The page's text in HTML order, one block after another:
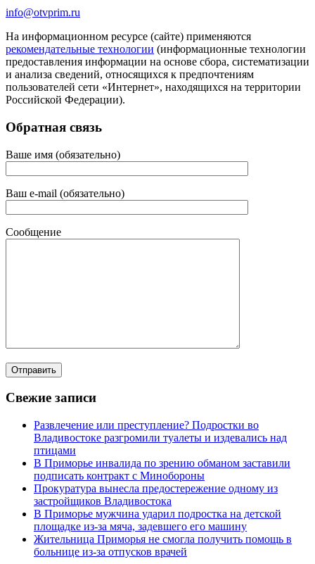
info@otvprim.ru
На информационном ресурсе (сайте) применяются
рекомендательные технологии (информационные технологии
предоставления информации на основе сбора, систематизации
и анализа сведений, относящихся к предпочтениям
пользователей сети «Интернет», находящихся на территории
Российской Федерации).
Обратная связь
Ваше имя (обязательно)
Ваш e-mail (обязательно)
Сообщение
Свежие записи
Развлечение или преступление? Подростки во
Владивостоке разгромили туалеты и издевались над
птицами
В Приморье инвалида по зрению обманом заставили
подписать контракт с Минобороны
Прокуратура вынесла предостережение одному из
застройщиков Владивостока
В Приморье мужчина ударил подростка на детской
площадке из-за мяча, задевшего его машину
Жительница Приморья не смогла получить помощь в
больнице из-за отпусков врачей